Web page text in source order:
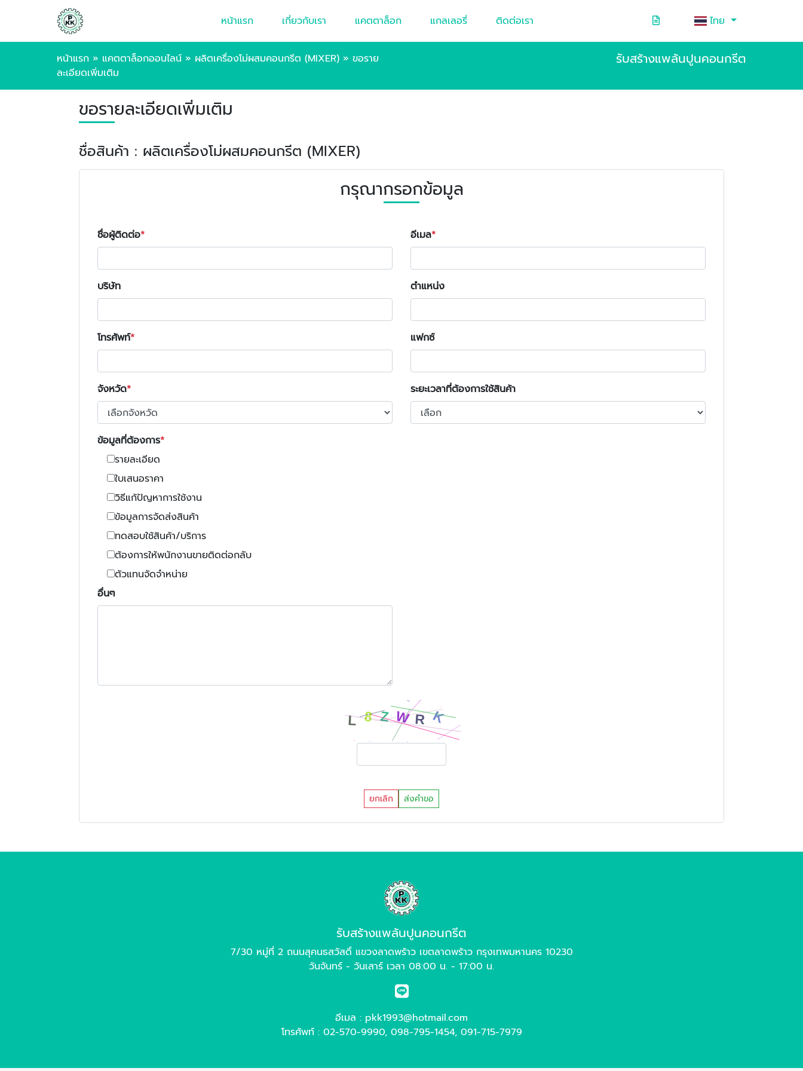
หน้าแรก เกี่ยวกับเรา แคตตาล็อก แกลเลอรี่ ติดต่อเรา ไทย
หน้าแรก » แคตตาล็อกออนไลน์ » ผลิตเครื่องโม่ผสมคอนกรีต (MIXER) » ขอราย
ละเอียดเพิ่มเติม
รับสร้างแพล้นปูนคอนกรีต
ขอรายละเอียดเพิ่มเติม
ชื่อสินค้า : ผลิตเครื่องโม่ผสมคอนกรีต (MIXER)
กรุณากรอกข้อมูล
ชื่อผู้ติดต่อ อีเมล
บริษัท ตำแหน่ง
โทรศัพท์ แฟกซ์
จังหวัด ระยะเวลาที่ต้องการใช้สินค้า
ข้อมูลที่ต้องการ
รายละเอียด
ใบเสนอราคา
วิธีแก้ปัญหาการใช้งาน
ข้อมูลการจัดส่งสินค้า
ทดสอบใช้สินค้า/บริการ
ต้องการให้พนักงานขายติดต่อกลับ
ตัวแทนจัดจำหน่าย
อื่นๆ
ยกเลิก ส่งคำขอ
รับสร้างแพล้นปูนคอนกรีต
7/30 หมู่ที่ 2 ถนนสุคนธสวัสดิ์ แขวงลาดพร้าว เขตลาดพร้าว กรุงเทพมหานคร 10230
วันจันทร์ - วันเสาร์ เวลา 08:00 น. - 17:00 น.
อีเมล : pkk1993@hotmail.com
โทรศัพท์ : 02-570-9990, 098-795-1454, 091-715-7979